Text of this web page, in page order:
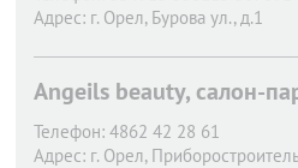
Адрес: г. Орел, Бурова ул., д.1
Angeils beauty, салон-
Телефон: 4862 42 28 61
Адрес: г. Орел,